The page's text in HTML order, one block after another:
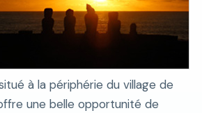
à la périphérie du village de
une belle opportunité de